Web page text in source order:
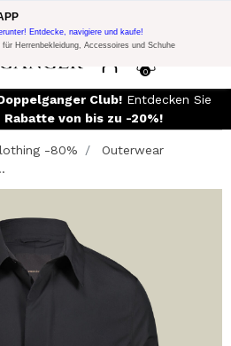
Rabatt auf 300€ Einkauf mit Code:
0
Entdecke, navigiere und kaufe!
für Herrenbekleidung, Accessoires und Schuhe
Club!Entdecken Sie
Rabatte von bis zu -20%!
-80%
Outerwear